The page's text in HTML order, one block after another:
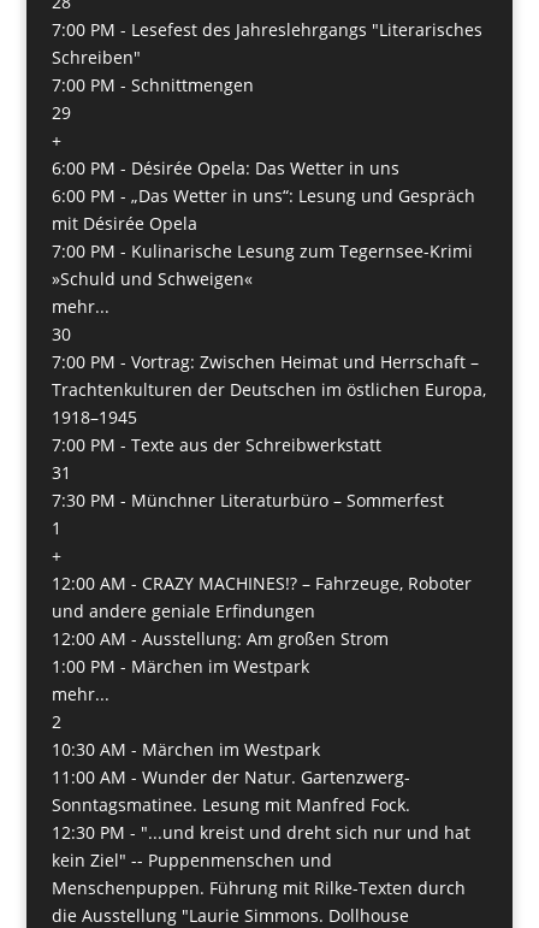
7:00 PM - Lesefest des Jahreslehrgangs "Literarisches
Schreiben"
7:00 PM - Schnittmengen
29
+
6:00 PM - Désirée Opela: Das Wetter in uns
6:00 PM - „Das Wetter in uns“: Lesung und Gespräch
mit Désirée Opela
7:00 PM - Kulinarische Lesung zum Tegernsee-Krimi
»Schuld und Schweigen«
mehr...
30
7:00 PM - Vortrag: Zwischen Heimat und Herrschaft –
Trachtenkulturen der Deutschen im östlichen Europa,
1918–1945
7:00 PM - Texte aus der Schreibwerkstatt
31
7:30 PM - Münchner Literaturbüro – Sommerfest
1
+
12:00 AM - CRAZY MACHINES!? – Fahrzeuge, Roboter
und andere geniale Erfindungen
12:00 AM - Ausstellung: Am großen Strom
1:00 PM - Märchen im Westpark
mehr...
2
10:30 AM - Märchen im Westpark
11:00 AM - Wunder der Natur. Gartenzwerg-
Sonntagsmatinee. Lesung mit Manfred Fock.
12:30 PM - "...und kreist und dreht sich nur und hat
kein Ziel" -- Puppenmenschen und
Menschenpuppen. Führung mit Rilke-Texten durch
die Ausstellung "Laurie Simmons. Dollhouse